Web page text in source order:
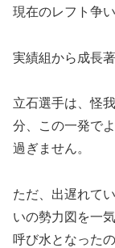
現在のレフト争
実績組から成長
立石選手は、怪
分、この一発で
過ぎません。
ただ、出遅れて
いの勢力図を一
呼び水となった